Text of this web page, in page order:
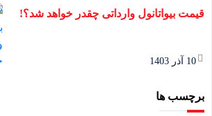
قیمت بیواتانول وارداتی چقدر خواهد شد؟!
10 آذر 1403
برچسب ها